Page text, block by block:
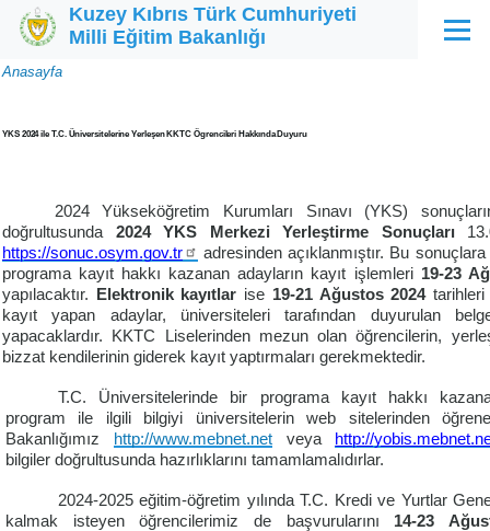
Ana içeriğe atla
Kuzey Kıbrıs Türk Cumhuriyeti
Milli Eğitim Bakanlığı
Menü
Sayfa
Anasayfa
YKS 2024 ile T.C. Üniversitelerine Yerleşen KKTC Ögrencileri Hakkında Duyuru
2024 Yükseköğretim Kurumları Sınavı (YKS)
doğrultusunda 2024 YKS Merkezi Yerleştirme Sonuçları
https://sonuc.osym.gov.tr
adresinden açıklanmıştır. Bu
programa kayıt hakkı kazanan adayların kayıt işlemleri 19-23
yapılacaktır.
Elektronik kayıtlar ise 19-21 Ağustos 2024 tarihleri
kayıt yapan adaylar, üniversiteleri tarafından duyurulan
yapacaklardır. KKTC Liselerinden mezun olan öğrencilerin,
bizzat kendilerinin giderek kayıt yaptırmaları gerekmektedir.
T.C. Üniversitelerinde bir programa kayıt hakkı
program ile ilgili bilgiyi üniversitelerin web sitelerinden
Bakanlığımız
http://www.mebnet.netveya http://
bilgiler doğrultusunda hazırlıklarını tamamlamalıdırlar.
2024-2025 eğitim-öğretim yılında T.C. Kredi ve Yurtlar
kalmak isteyen öğrencilerimiz de başvurularını 14-23